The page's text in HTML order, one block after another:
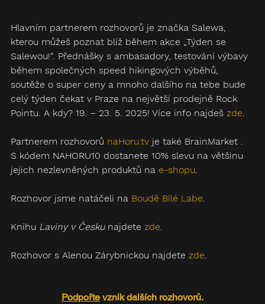
Hlavním partnerem rozhovorů je značka Salewa,
kterou můžeš poznat blíž během akce „Týden se
Salewou!“. Přednášky s ambasadory, testování výbavy
během společných speed hikingových výběhů,
soutěže o super ceny a mnoho dalšího na tebe bude
celý týden čekat v Praze na největší prodejně Rock
Pointu. A kdy? 19. – 23. 5. 2025! Více info najdeš zde
Partnerem rozhovorů naHoru.tv je také BrainMarket .
S kódem NAHORU10 dostanete 10% slevu na většinu
jejich nezlevněných produktů na e-shopu
Rozhovor jsme natáčeli na Boudě Bílé Labe
Knihu Laviny v Česku najdete zde
Rozhovor s Alenou Zárybnickou najdete zde
Podpořte vznik dalších rozhovorů.